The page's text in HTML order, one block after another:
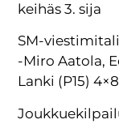
keihäs 3. sija
SM-viestimitali
-Miro Aatola,
Lanki (P15)